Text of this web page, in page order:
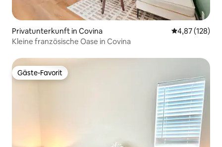
Privatunterkunft in Covina
4,87 (128)
Kleine französische Oase in Covina
Gäste-Favorit
Gäste-Favorit